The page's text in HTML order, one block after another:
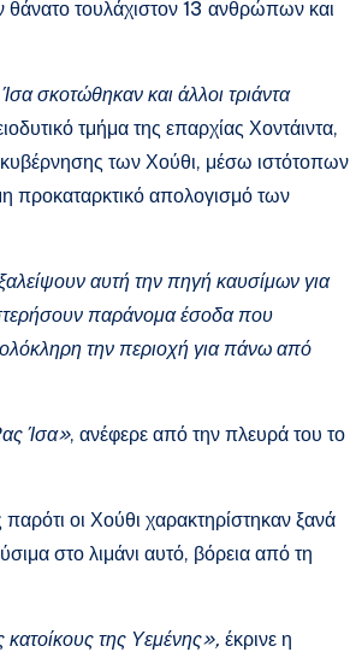
θάνατο τουλάχιστον 13 ανθρώπων και
σκοτώθηκαν και άλλοι τριάντα
τμήμα της επαρχίας Χοντάιντα,
των Χούθι, μέσω ιστότοπων
προκαταρκτικό απολογισμό των
αυτή την πηγή καυσίμων για
παράνομα έσοδα που
ολόκληρη την περιοχή για πάνω από
Ίσα», ανέφερε από την πλευρά του το
οι Χούθι χαρακτηρίστηκαν ξανά
στο λιμάνι αυτό, βόρεια από τη
της Υεμένης», έκρινε η